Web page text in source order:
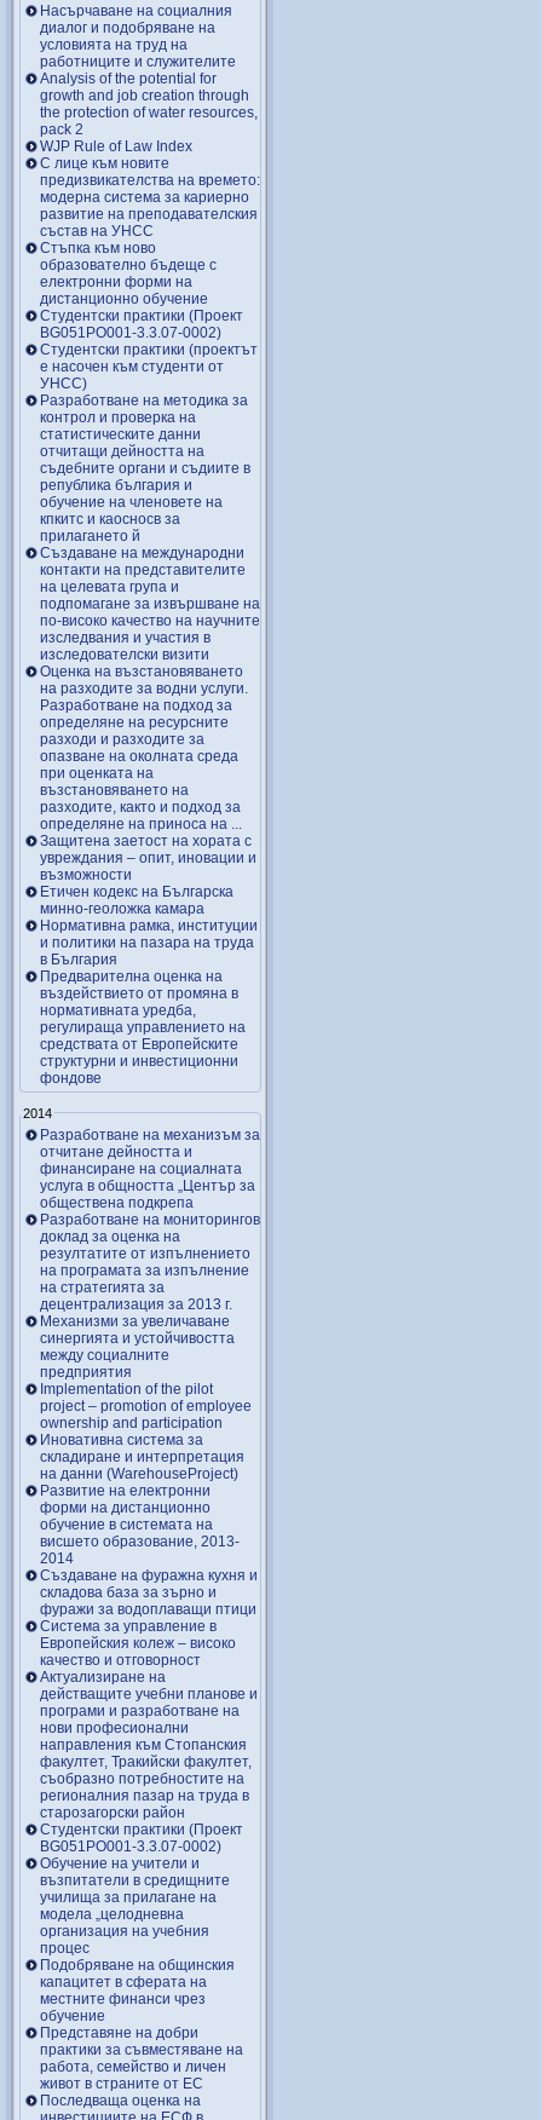
Насърчаване на социалния
диалог и подобряване на
условията на труд на
работниците и служителите
Analysis of the potential for
growth and job creation through
the protection of water resources,
pack 2
WJP Rule of Law Index
С лице към новите
предизвикателства на времето:
модерна система за кариерно
развитие на преподавателския
състав на УНСС
Стъпка към ново
образователно бъдеще с
електронни форми на
дистанционно обучение
Студентски практики (Проект
BG051PO001-3.3.07-0002)
Студентски практики (проектът
е насочен към студенти от
УНСС)
Разработване на методика за
контрол и проверка на
статистическите данни
отчитащи дейността на
съдебните органи и съдиите в
република българия и
обучение на членовете на
кпкитс и каосносв за
прилагането й
Създаване на международни
контакти на представителите
на целевата група и
подпомагане за извършване на
по-високо качество на научните
изследвания и участия в
изследователски визити
Оценка на възстановяването
на разходите за водни услуги.
Разработване на подход за
определяне на ресурсните
разходи и разходите за
опазване на околната среда
при оценката на
възстановяването на
разходите, както и подход за
определяне на приноса на ...
Защитена заетост на хората с
увреждания – опит, иновации и
възможности
Етичен кодекс на Българска
минно-геоложка камара
Нормативна рамка, институции
и политики на пазара на труда
в България
Предварителна оценка на
въздействието от промяна в
нормативната уредба,
регулираща управлението на
средствата от Европейските
структурни и инвестиционни
фондове
2014
Разработване на механизъм за
отчитане дейността и
финансиране на социалната
услуга в общността „Център за
обществена подкрепа
Разработване на мониторингов
доклад за оценка на
резултатите от изпълнението
на програмата за изпълнение
на стратегията за
децентрализация за 2013 г.
Механизми за увеличаване
синергията и устойчивостта
между социалните
предприятия
Implementation of the pilot
project – promotion of employee
ownership and participation
Иновативна система за
складиране и интерпретация
на данни (WarehouseProject)
Развитие на електронни
форми на дистанционно
обучение в системата на
висшето образование, 2013-
2014
Създаване на фуражна кухня и
складова база за зърно и
фуражи за водоплаващи птици
Система за управление в
Европейския колеж – високо
качество и отговорност
Актуализиране на
действащите учебни планове и
програми и разработване на
нови професионални
направления към Стопанския
факултет, Тракийски факултет,
съобразно потребностите на
регионалния пазар на труда в
старозагорски район
Студентски практики (Проект
BG051PO001-3.3.07-0002)
Обучение на учители и
възпитатели в средищните
училища за прилагане на
модела „целодневна
организация на учебния
процес
Подобряване на общинския
капацитет в сферата на
местните финанси чрез
обучение
Представяне на добри
практики за съвместяване на
работа, семейство и личен
живот в страните от ЕС
Последваща оценка на